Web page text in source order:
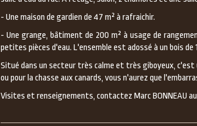
- Une maison de gardien de 47 m² à rafraichir.
- Une grange, bâtiment de 200 m² à usage de
petites pièces d'eau. L'ensemble est adossé à un bois de
Situé dans un secteur très calme et très giboyeux,
ou pour la chasse aux canards, vous n'aurez que
Visites et renseignements, contactez Marc BONNEAU